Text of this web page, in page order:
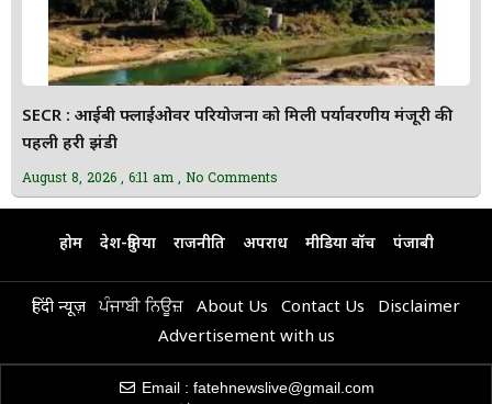
SECR : आईबी फ्लाईओवर परियोजना को मिली पर्यावरणीय मंजूरी की
पहली हरी झंडी
August 8, 2026 6:11 am No Comments
होम देश-दुनिया राजनीति अपराध मीडिया वॉच पंजाबी
हिंदी न्यूज़ ਪੰਜਾਬੀ ਨਿਊਜ਼ About Us Contact Us
Disclaimer
Advertisement with us
Email : fatehnewslive@gmail.com